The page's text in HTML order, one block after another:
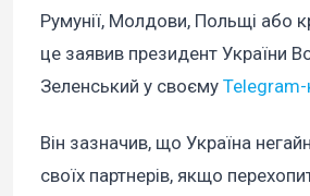
Румунії, Молдови, Польщі або
це заявив президент України
Зеленський у своєму Telegram-
Він зазначив, що Україна
своїх партнерів, якщо